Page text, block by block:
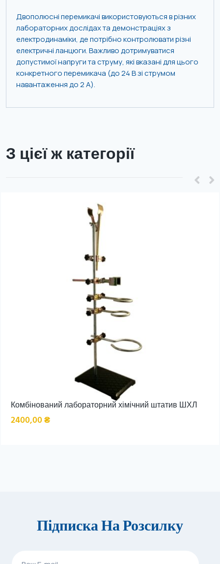
Двополюсні перемикачі використовуються в різних
лабораторних дослідах та демонстраціях з
електродинаміки, де потрібно контролювати різні
електричні ланцюги. Важливо дотримуватися
допустимої напруги та струму, які вказані для цього
конкретного перемикача (до 24 В зі струмом
навантаження до 2 А).
З цієї ж категорії
Комбінований лабораторний хімічний штатив ШХЛ
2400,00₴
Підписка На Розсилку